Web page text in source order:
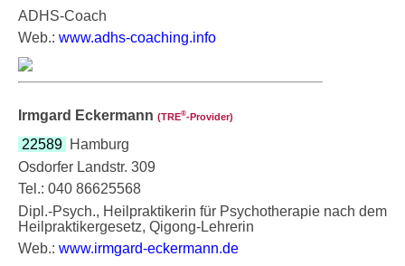
ADHS-Coach
Web.: www.adhs-coaching.info
Irmgard Eckermann (TRE®‑Provider)
22589 Hamburg
Osdorfer Landstr. 309
Tel.: 040 86625568
Dipl.-Psych., Heilpraktikerin für Psychotherapie nach dem
Heilpraktikergesetz, Qigong-Lehrerin
Web.: www.irmgard-eckermann.de